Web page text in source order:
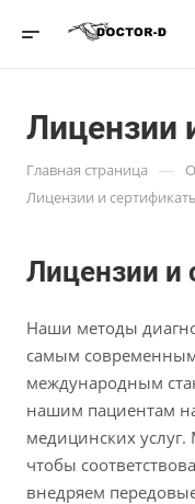
Лицензии
Главная страница —
Лицензии и
Лицензии и
Наши методы
самым
международным
нашим пациентам
медицинских
чтобы
внедряем